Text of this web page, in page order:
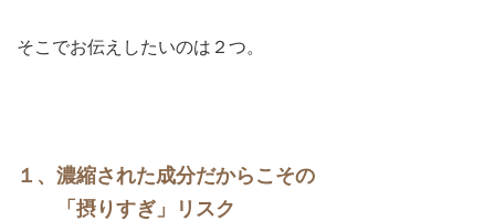
そこでお伝えしたいのは２つ。
１、濃縮された成分だからこその
「摂りすぎ」リスク